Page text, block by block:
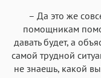
– Да это же
помощникам
давать будет, а
самой трудной
не знаешь, какой